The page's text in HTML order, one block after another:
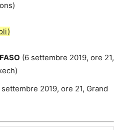
(6 settembre 2019, ore 21,
settembre 2019, ore 21, Grand